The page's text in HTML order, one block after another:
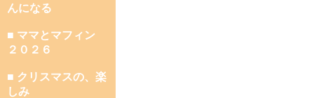
んになる
■ ママとマフィン
２０２６
■ クリスマスの、楽
しみ